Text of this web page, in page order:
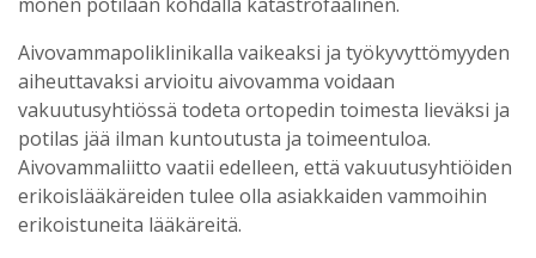
Aivovammapoliklinikalla vaikeaksi ja työkyvyttömyyden
aiheuttavaksi arvioitu aivovamma voidaan
vakuutusyhtiössä todeta ortopedin toimesta lieväksi ja
potilas jää ilman kuntoutusta ja toimeentuloa.
Aivovammaliitto vaatii edelleen, että vakuutusyhtiöiden
erikoislääkäreiden tulee olla asiakkaiden vammoihin
erikoistuneita lääkäreitä.